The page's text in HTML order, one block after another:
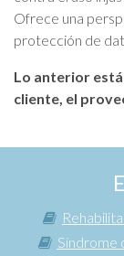
Ofrece una
protección de
Lo anterior
cliente, el
Síndrome